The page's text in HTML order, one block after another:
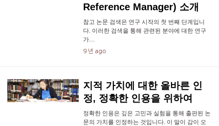
Reference Manager) 소개
참고 논문 검색은 연구 시작의 첫 번째 단계입니
다. 이러한 검색을 통해 관련된 분야에 대한 연구
가…
9 년 ago
지적 가치에 대한 올바른 인
정, 정확한 인용을 위하여
정확한 인용은 깊은 고민과 실험을 통해 출판된 논
문의 가치를 인정하는 것입니다. 이 말이 감이 오